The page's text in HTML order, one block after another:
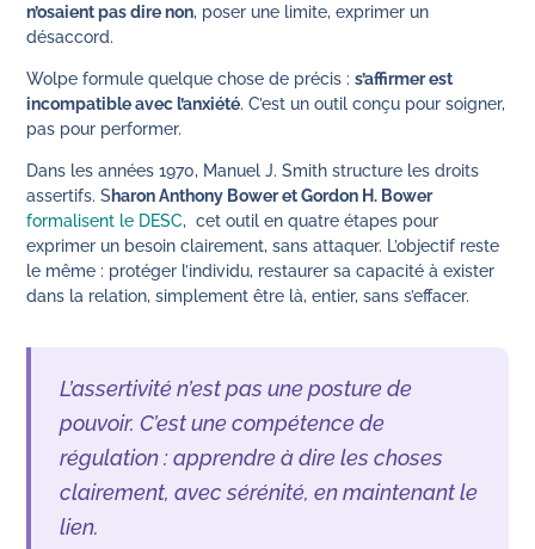
n’osaient pas dire non, poser une limite, exprimer un
désaccord.
Wolpe formule quelque chose de précis :s’affirmer est
incompatible avec l’anxiété. C’est un outil conçu pour soigner,
pas pour performer.
Dans les années 1970, Manuel J. Smith structure les droits
assertifs. Sharon Anthony Bower et Gordon H. Bower
formalisent le DESC, cet outil en quatre étapes pour
exprimer un besoin clairement, sans attaquer. L’objectif reste
le même : protéger l’individu, restaurer sa capacité à exister
dans la relation, simplement être là, entier, sans s’effacer.
L’assertivité n’est pas une posture de
pouvoir. C’est une compétence de
régulation : apprendre à dire les choses
clairement, avec sérénité, en maintenant le
lien.